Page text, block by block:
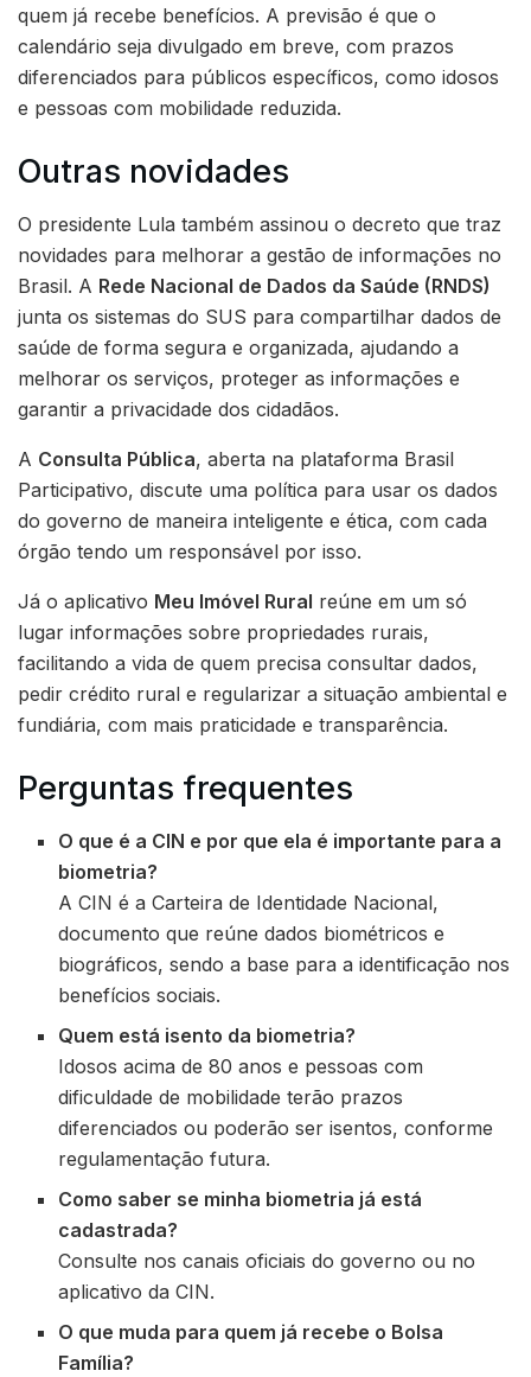
quem já recebe benefícios. A previsão é que o
calendário seja divulgado em breve, com prazos
diferenciados para públicos específicos, como idosos
e pessoas com mobilidade reduzida.
Outras novidades
O presidente Lula também assinou o decreto que traz
novidades para melhorar a gestão de informações no
Brasil. A Rede Nacional de Dados da Saúde (RNDS)
junta os sistemas do SUS para compartilhar dados de
saúde de forma segura e organizada, ajudando a
melhorar os serviços, proteger as informações e
garantir a privacidade dos cidadãos.
A Consulta Pública, aberta na plataforma Brasil
Participativo, discute uma política para usar os dados
do governo de maneira inteligente e ética, com cada
órgão tendo um responsável por isso.
Já o aplicativo Meu Imóvel Rural reúne em um só
lugar informações sobre propriedades rurais,
facilitando a vida de quem precisa consultar dados,
pedir crédito rural e regularizar a situação ambiental e
fundiária, com mais praticidade e transparência.
Perguntas frequentes
O que é a CIN e por que ela é importante para a
biometria?
A CIN é a Carteira de Identidade Nacional,
documento que reúne dados biométricos e
biográficos, sendo a base para a identificação nos
benefícios sociais.
Quem está isento da biometria?
Idosos acima de 80 anos e pessoas com
dificuldade de mobilidade terão prazos
diferenciados ou poderão ser isentos, conforme
regulamentação futura.
Como saber se minha biometria já está
cadastrada?
Consulte nos canais oficiais do governo ou no
aplicativo da CIN.
O que muda para quem já recebe o Bolsa
Família?